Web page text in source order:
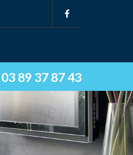
03 89 37 87 43